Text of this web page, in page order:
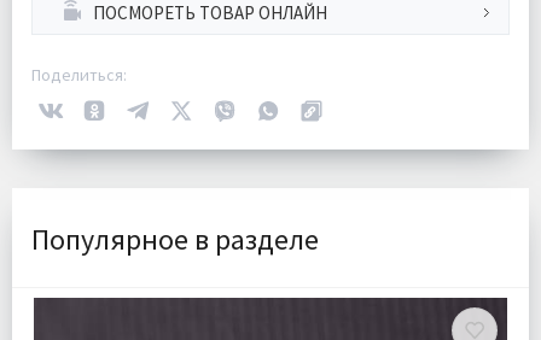
ПОСМОРЕТЬ ТОВАР ОНЛАЙН
Поделиться:
Популярное в разделе